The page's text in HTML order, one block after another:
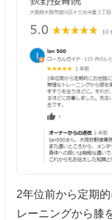
2年位前から定期
レーニングから膝